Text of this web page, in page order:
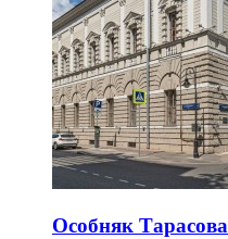
Особняк Тарасова